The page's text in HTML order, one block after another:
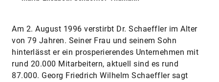
Am 2. August 1996 verstirbt Dr. Schaeffler im Alter
von 79 Jahren. Seiner Frau und seinem Sohn
hinterlässt er ein prosperierendes Unternehmen mit
rund 20.000 Mitarbeitern, aktuell sind es rund
87.000. Georg Friedrich Wilhelm Schaeffler sagt